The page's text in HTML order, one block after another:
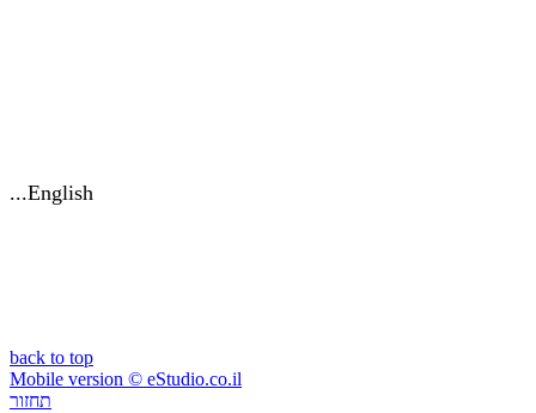
English...
back to top
Mobile version © eStudio.co.il
תחזור